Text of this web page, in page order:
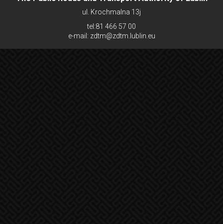
ul. Krochmalna 13j
tel:81 466 57 00
e-mail: zdtm@zdtm.lublin.eu